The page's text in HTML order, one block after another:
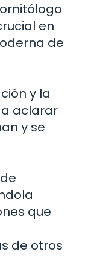
en
de
y la
aclarar
y se
que
de otros